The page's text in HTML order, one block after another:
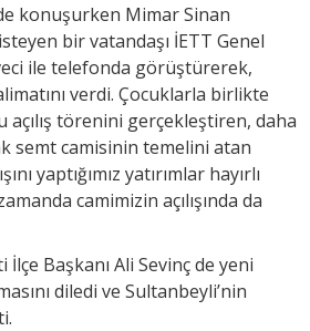
konuşurken Mimar Sinan
bir vatandaşı İETT Genel
ile telefonda görüştürerek,
verdi. Çocuklarla birlikte
törenini gerçekleştiren, daha
semt camisinin temelini atan
yaptığımız yatırımlar hayırlı
camimizin açılışında da
İlçe Başkanı Ali Sevinç de yeni
diledi ve Sultanbeyli’nin